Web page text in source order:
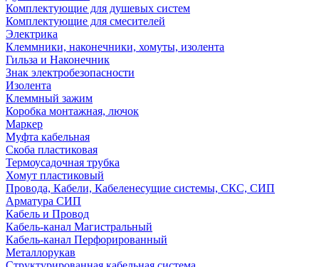
Комплектующие для душевых систем
Комплектующие для смесителей
Электрика
Клеммники, наконечники, хомуты, изолента
Гильза и Наконечник
Знак электробезопасности
Изолента
Клеммный зажим
Коробка монтажная, лючок
Маркер
Муфта кабельная
Скоба пластиковая
Термоусадочная трубка
Хомут пластиковый
Провода, Кабели, Кабеленесущие системы, СКС, СИП
Арматура СИП
Кабель и Провод
Кабель-канал Магистральный
Кабель-канал Перфорированный
Металлорукав